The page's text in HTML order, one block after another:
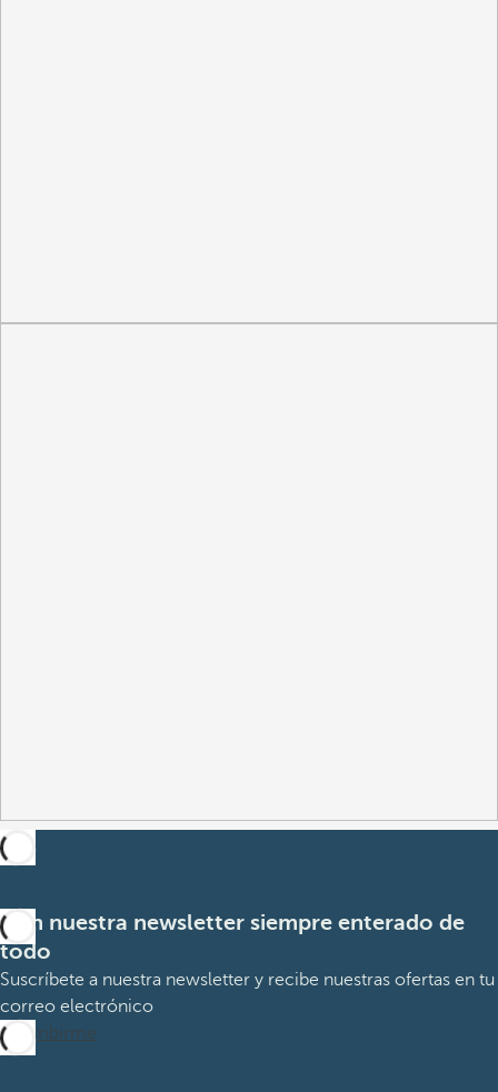
Con nuestra newsletter siempre enterado de
todo
Suscríbete a nuestra newsletter y recibe nuestras ofertas en tu
correo electrónico
Suscribirme